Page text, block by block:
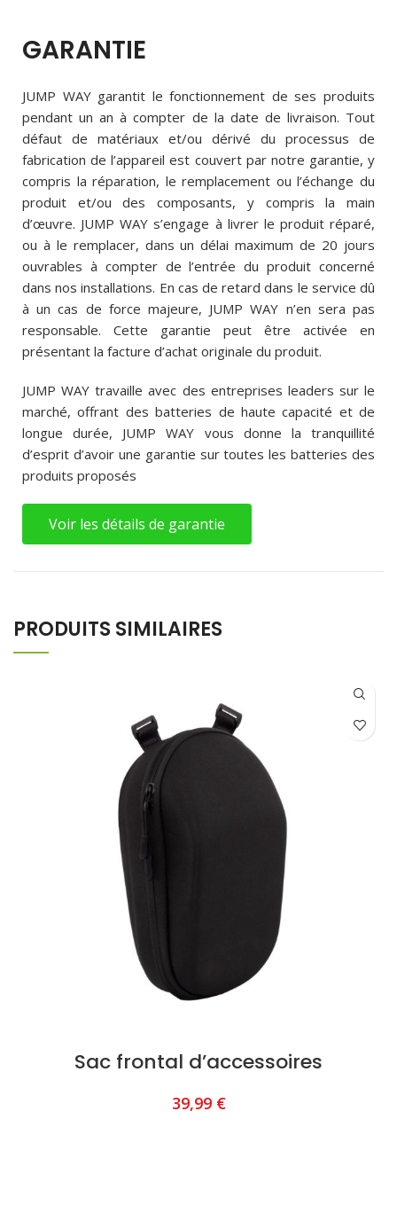
GARANTIE
JUMP WAY garantit le fonctionnement de ses produits
pendant un an à compter de la date de livraison. Tout
défaut de matériaux et/ou dérivé du processus de
fabrication de l’appareil est couvert par notre garantie, y
compris la réparation, le remplacement ou l’échange du
produit et/ou des composants, y compris la main
d’œuvre. JUMP WAY s’engage à livrer le produit réparé,
ou à le remplacer, dans un délai maximum de 20 jours
ouvrables à compter de l’entrée du produit concerné
dans nos installations. En cas de retard dans le service dû
à un cas de force majeure, JUMP WAY n’en sera pas
responsable. Cette garantie peut être activée en
présentant la facture d’achat originale du produit.
JUMP WAY travaille avec des entreprises leaders sur le
marché, offrant des batteries de haute capacité et de
longue durée, JUMP WAY vous donne la tranquillité
d’esprit d’avoir une garantie sur toutes les batteries des
produits proposés
Voir les détails de garantie
PRODUITS SIMILAIRES
Sac frontal d’accessoires
39,99 €